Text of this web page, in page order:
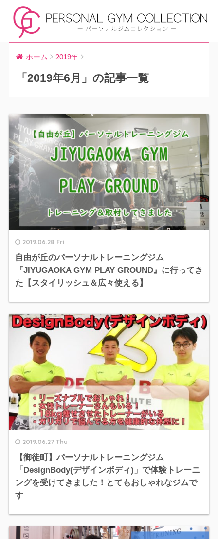
ホーム 2019年
「2019年6月」の記事一覧
2019.06.28 Fri
自由が丘のパーソナルトレーニングジム
『JIYUGAOKA GYM PLAY GROUND』に行ってき
た【スタイリッシュ＆広々使える】
2019.06.27 Thu
【御徒町】パーソナルトレーニングジム
「DesignBody(デザインボディ)」で体験トレーニ
ングを受けてきました！とてもおしゃれなジムで
す